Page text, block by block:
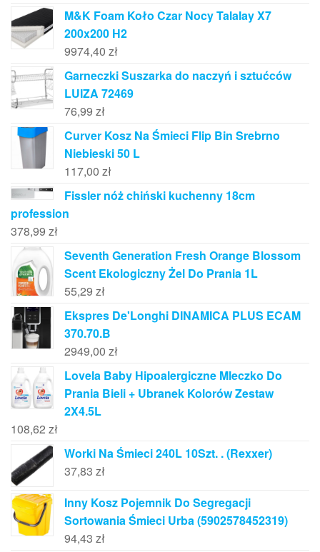
M&K Foam Koło Czar Nocy Talalay X7
200x200 H2
9974,40 zł
Garneczki Suszarka do naczyń i sztućców
LUIZA 72469
76,99 zł
Curver Kosz Na Śmieci Flip Bin Srebrno
Niebieski 50 L
117,00 zł
Fissler nóż chiński kuchenny 18cm
profession
378,99 zł
Seventh Generation Fresh Orange Blossom
Scent Ekologiczny Żel Do Prania 1L
55,29 zł
Ekspres De'Longhi DINAMICA PLUS ECAM
370.70.B
2949,00 zł
Lovela Baby Hipoalergiczne Mleczko Do
Prania Bieli + Ubranek Kolorów Zestaw
2X4.5L
108,62 zł
Worki Na Śmieci 240L 10Szt. . (Rexxer)
37,83 zł
Inny Kosz Pojemnik Do Segregacji
Sortowania Śmieci Urba (5902578452319)
94,43 zł